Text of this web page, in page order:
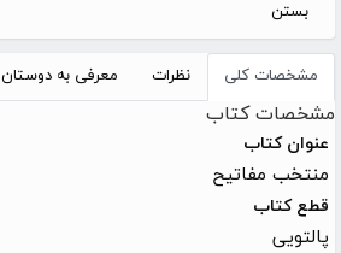
بستن
مشخصات کلی نظرات معرفی به دوستان
مشخصات کتاب
عنوان کتاب
منتخب مفاتیح
قطع کتاب
پالتویی